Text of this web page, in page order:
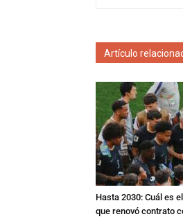
Artículo
Hasta 2030: Cuál es
que renovó contrato